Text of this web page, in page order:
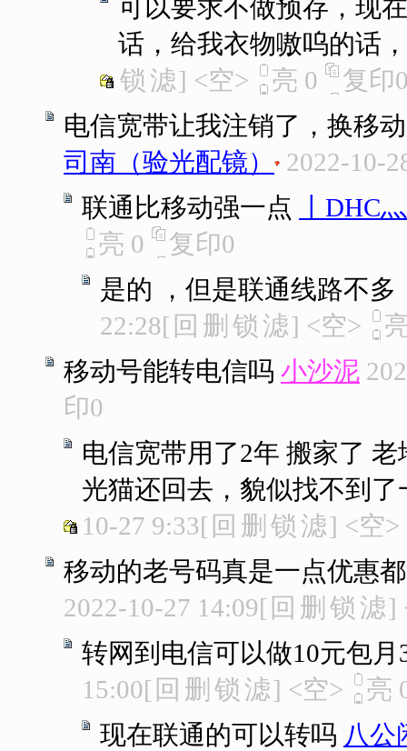
可以要求不做预存，现
话，给我衣物嗷呜的话
锁 滤] <空> 亮 0 复印
电信宽带让我注销了，换移
司南（验光配镜）
2022-10-
联通比移动强一点
丨DHC
亮 0 复印0
是的 ，但是联通线路不
22:28[ 回 删 锁 滤] <空>
移动号能转电信吗 小沙泥
印0
电信宽带用了2年 搬家了
光猫还回去，貌似找不到
10-27 9:33[ 回 删 锁 滤] <空>
移动的老号码真是一点优惠
2022-10-27 14:09[ 回 删 锁 滤]
转网到电信可以做10元包月
15:00[ 回 删 锁 滤] <空> 亮
现在联通的可以转吗 八公